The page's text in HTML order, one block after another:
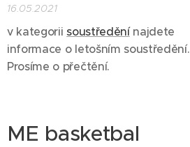
16.05.2021
v kategoriisoustředěnínajdete
informace o letošním soustředění.
Prosíme o přečtění.
ME basketbal